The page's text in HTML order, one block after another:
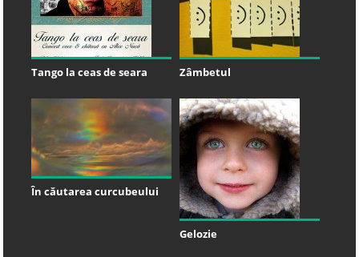
Tango la ceas de seara Zâmbetul
În căutarea curcubeului
Gelozie